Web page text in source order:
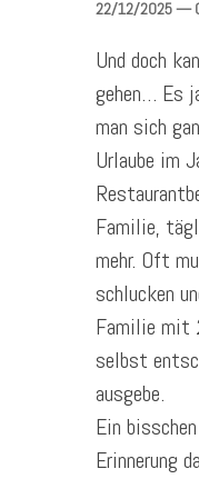
22/12/2025—
Und doch
gehen… Es
man sich
Urlaube im
Familie,
mehr. Oft
schlucken
Familie mit
selbst
ausgebe.
Ein
Erinnerung